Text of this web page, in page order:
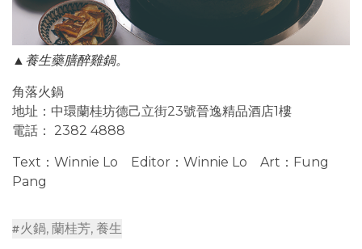
▲養生藥膳醉雞鍋。
角落火鍋
地址：中環蘭桂坊德己立街23號晉逸精品酒店1樓
電話： 2382 4888
Text：Winnie Lo Editor：Winnie Lo Art：Fung
Pang
火鍋, 蘭桂芳, 養生